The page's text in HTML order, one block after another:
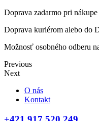
Doprava zadarmo pri
Doprava kuriérom alebo do
Možnosť osobného odberu
Previous
Next
O nás
Kontakt